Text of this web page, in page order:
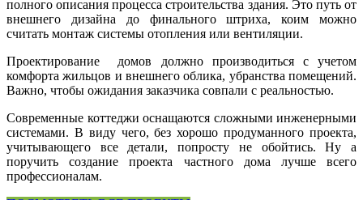
полного описания процесса строительства здания. Это путь от
внешнего дизайна до финального штриха, коим можно
считать монтаж системы отопления или вентиляции.
Проектирование домов должно производиться с учетом
комфорта жильцов и внешнего облика, убранства помещений.
Важно, чтобы ожидания заказчика совпали с реальностью.
Современные коттеджи оснащаются сложными инженерными
системами. В виду чего, без хорошо продуманного проекта,
учитывающего все детали, попросту не обойтись. Ну а
поручить создание проекта частного дома лучше всего
профессионалам.